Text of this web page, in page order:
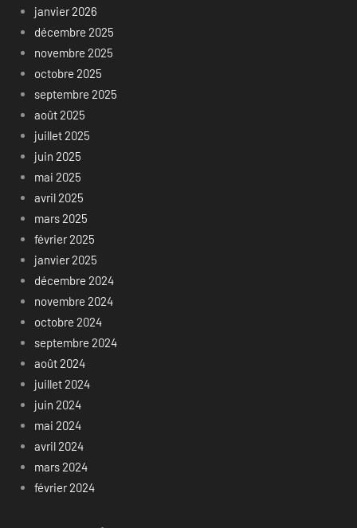
janvier 2026
décembre 2025
novembre 2025
octobre 2025
septembre 2025
août 2025
juillet 2025
juin 2025
mai 2025
avril 2025
mars 2025
février 2025
janvier 2025
décembre 2024
novembre 2024
octobre 2024
septembre 2024
août 2024
juillet 2024
juin 2024
mai 2024
avril 2024
mars 2024
février 2024